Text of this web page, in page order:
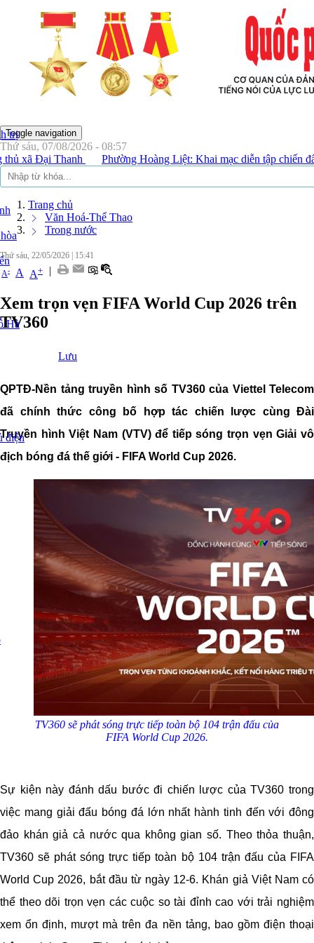
Toggle navigation
trị
Hà
điện
Thứ sáu, 07/08/2026 - 08:57
Thanh
Phường Hoàng Liệt: Khai mạc diễn tập chiến đấu phòng
Trang chủ
Văn Hoá-Thể Thao
Trong nước
Thứ sáu, 22/05/2026 | 15:41
A- A A+ |
Xem trọn vẹn FIFA World Cup 2026 trên
TV360
Lưu
QPTĐ-Nền tảng truyền hình số TV360 của Viettel Telecom
đã chính thức công bố hợp tác chiến lược cùng Đài
Truyền hình Việt Nam (VTV) để tiếp sóng trọn vẹn Giải vô
địch bóng đá thế giới - FIFA World Cup 2026.
TV360 sẽ phát sóng trực tiếp toàn bộ 104 trận đấu của
FIFA World Cup 2026.
Sự kiện này đánh dấu bước đi chiến lược của TV360 trong
việc mang giải đấu bóng đá lớn nhất hành tinh đến với đông
đảo khán giả cả nước qua không gian số. Theo thỏa thuận,
TV360 sẽ phát sóng trực tiếp toàn bộ 104 trận đấu của FIFA
World Cup 2026, bắt đầu từ ngày 12-6. Khán giả Việt Nam có
thể theo dõi trọn vẹn các cuộc so tài đỉnh cao với trải nghiệm
xem ổn định, mượt mà trên đa nền tảng, bao gồm điện thoại